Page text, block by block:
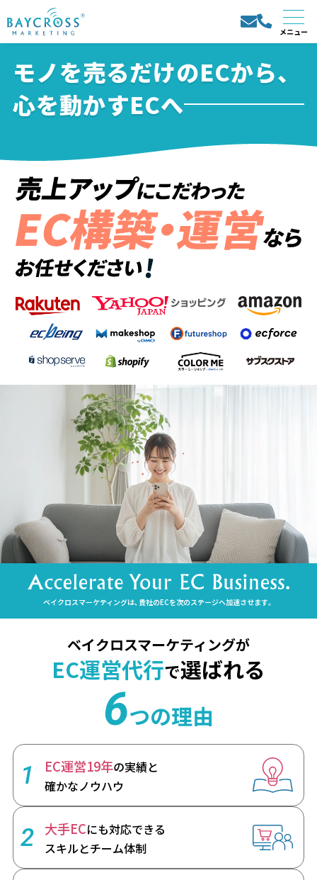
モノを売るだけのECから、
心を動かすECへ
ベイクロスマーケティングは、貴社のECを次のステージへ加速させます。
ベイクロスマーケティングが
EC運営代行で選ばれる
6つの理由
1 EC運営19年の実績と
確かなノウハウ
2 大手ECにも対応できる
スキルとチーム体制